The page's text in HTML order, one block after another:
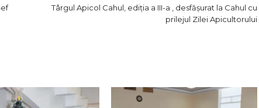
Târgul Apicol Cahul, ediția a III-a , desfășurat la Cahul cu
prilejul Zilei Apicultorului